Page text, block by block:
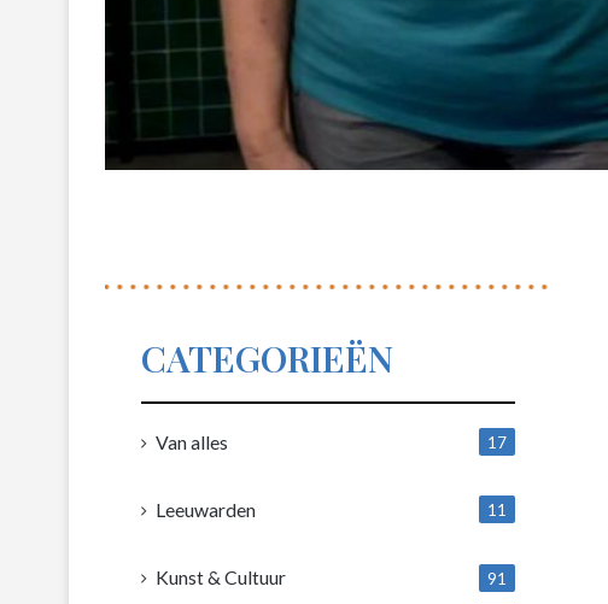
CATEGORIEËN
Van alles
17
Leeuwarden
11
Kunst & Cultuur 91